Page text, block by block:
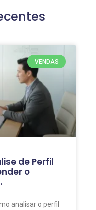
VENDAS
de Perfil
o
analisar o perfil